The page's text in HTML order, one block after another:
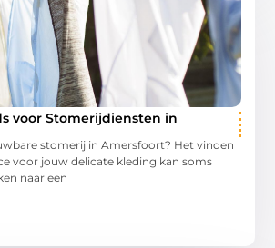
voor Stomerijdiensten in
stomerij in Amersfoort? Het vinden
voor jouw delicate kleding kan soms
naar een